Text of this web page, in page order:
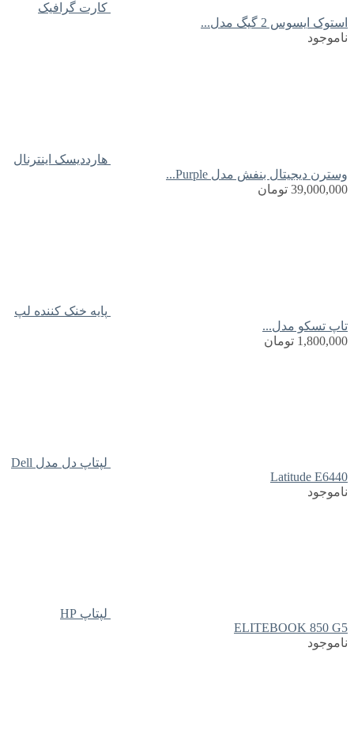
کارت گرافیک
استوک ایسوس 2 گیگ مدل...
ناموجود
هارددیسک اینترنال
وسترن دیجیتال بنفش مدل Purple...
39,000,000 تومان
پایه خنک کننده لپ
تاپ تسکو مدل...
1,800,000 تومان
لپتاپ دل مدل Dell
Latitude E6440
ناموجود
لپتاپ HP
ELITEBOOK 850 G5
ناموجود